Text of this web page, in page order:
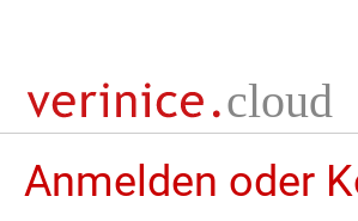
Anmelden oder